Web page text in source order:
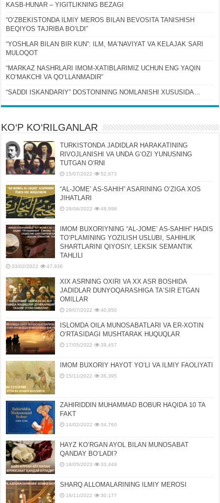
KASB-HUNAR – YIGITLIKNING BEZAGI
“OʻZBEKISTONDA ILMIY MEROS BILAN BEVOSITA TANISHISH
BEQIYOS TAJRIBA BOʻLDI”
“YOSHLAR BILAN BIR KUN”: ILM, MAʼNAVIYAT VA KELAJAK SARI
MULOQOT
“MARKAZ NASHRLARI IMOM-XATIBLARIMIZ UCHUN ENG YAQIN
KOʻMAKCHI VA QOʻLLANMADIR”
“SADDI ISKANDARIY” DOSTONINING NOMLANISHI XUSUSIDA…
KO‘P KO‘RILGANLAR
TURKISTONDA JADIDLAR HARAKATINING
RIVOJLANISHI VA UNDA GʻOZI YUNUSNING
TUTGAN OʻRNI
15/07/2022 52,873
“AL-JOMEʼ AS-SAHIH” ASARINING OʻZIGA XOS
JIHATLARI
29/08/2022 48,998
IMOM BUXORIYNING “AL-JOMEʼ AS-SAHIH” HADIS
TOʻPLAMINING YOZILISH USLUBI, SAHIHLIK
SHARTLARINI QIYOSIY, LЕKSIK SЕMANTIK
TAHLILI
03/02/2022 47,936
XIX ASRNING OXIRI VA XX ASR BOSHIDA
JADIDLAR DUNYOQARASHIGA TAʼSIR ETGAN
OMILLAR
29/07/2022 40,850
ISLOMDA OILA MUNOSABATLARI VA ER-XOTIN
OʻRTASIDAGI MUSHTARAK HUQUQLAR
17/05/2022 39,457
IMOM BUXORIY HAYOT YOʻLI VA ILMIY FAOLIYATI
15/11/2022 36,395
ZAHIRIDDIN MUHAMMAD BOBUR HAQIDA 10 TA
FAKT
14/02/2022 34,760
HAYZ KOʻRGAN AYOL BILAN MUNOSABAT
QANDAY BOʻLADI?
18/05/2023 33,449
SHARQ ALLOMALARINING ILMIY MEROSI
16/11/2022 30,177